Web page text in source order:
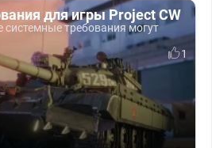
для игры Project CW
требования могут
1